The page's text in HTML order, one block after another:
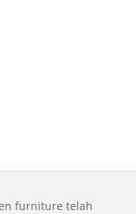
furniture telah